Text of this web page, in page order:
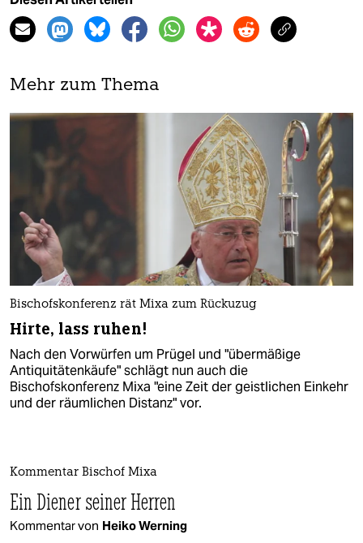
Mehr zum Thema
Bischofskonferenz rät Mixa zum Rückuzug
Hirte, lass ruhen!
Nach den Vorwürfen um Prügel und "übermäßige
Antiquitätenkäufe" schlägt nun auch die
Bischofskonferenz Mixa "eine Zeit der geistlichen Einkehr
und der räumlichen Distanz" vor.
Kommentar Bischof Mixa
Ein Diener seiner Herren
Kommentar von Heiko Werning